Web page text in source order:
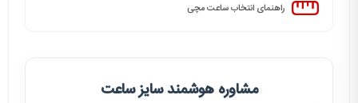
راهنمای انتخاب ساعت مچی
مشاوره هوشمند سایز ساعت